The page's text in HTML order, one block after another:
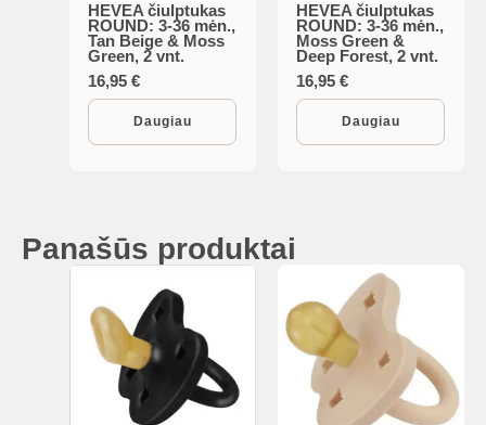
HEVEA čiulptukas
ROUND: 3-36 mėn.,
Tan Beige & Moss
Green, 2 vnt.
16,95€
Daugiau
HEVEA čiulptukas
ROUND: 3-36 mėn.,
Moss Green &
Deep Forest, 2 vnt.
16,95€
Daugiau
Panašūs produktai